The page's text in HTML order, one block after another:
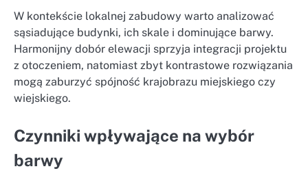
W kontekście lokalnej zabudowy warto analizować
sąsiadujące budynki, ich skale i dominujące barwy.
Harmonijny dobór elewacji sprzyja integracji projektu
z otoczeniem, natomiast zbyt kontrastowe rozwiązania
mogą zaburzyć spójność krajobrazu miejskiego czy
wiejskiego.
Czynniki wpływające na wybór
barwy